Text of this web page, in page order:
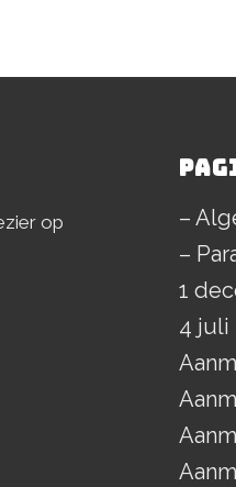
op
–
–
1
4 juli